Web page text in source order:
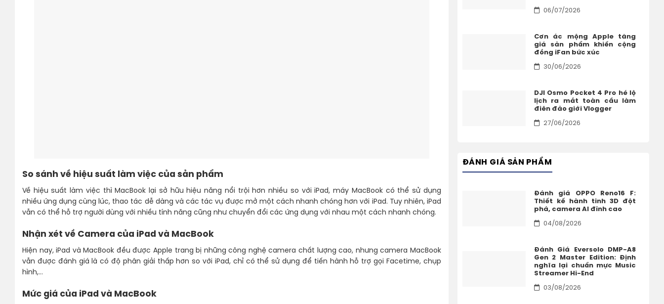
So sánh về hiệu suất làm việc của sản phẩm
Về hiệu suất làm việc thì MacBook lại sở hữu hiệu năng nổi trội hơn nhiều so với iPad, máy MacBook có thể sử dụng
nhiều ứng dụng cùng lúc, thao tác dễ dàng và các tác vụ được mở một cách nhanh chóng hơn với iPad. Tuy nhiên, iPad
vẫn có thể hỗ trợ người dùng với nhiều tính năng cũng như chuyển đổi các ứng dụng với nhau một cách nhanh chóng.
Nhận xét về Camera của iPad và MacBook
Hiện nay, iPad và MacBook đều được Apple trang bị những công nghệ camera chất lượng cao, nhưng camera MacBook
vẫn được đánh giá là có độ phân giải thấp hơn so với iPad, chỉ có thể sử dụng để tiến hành hỗ trợ gọi Facetime, chụp
hình,…
Mức giá của iPad và MacBook
06/07/2026
Cơn ác mộng Apple tăng
giá sản phẩm khiến cộng
đồng iFan bức xúc
30/06/2026
DJI Osmo Pocket 4 Pro hé lộ
lịch ra mắt toàn cầu làm
điên đảo giới Vlogger
27/06/2026
ĐÁNH GIÁ SẢN PHẨM
Đánh giá OPPO Reno16 F:
Thiết kế hành tinh 3D đột
phá, camera AI đỉnh cao
04/08/2026
Đánh Giá Eversolo DMP-A8
Gen 2 Master Edition: Định
nghĩa lại chuẩn mực Music
Streamer Hi-End
03/08/2026